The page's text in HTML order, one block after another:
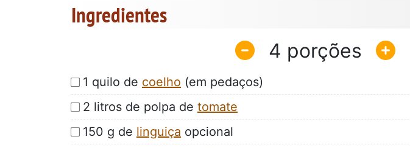
Ingredientes
4
1 quilo de coelho (em pedaços)
2 litros de polpa de tomate
150 g de linguiça opcional